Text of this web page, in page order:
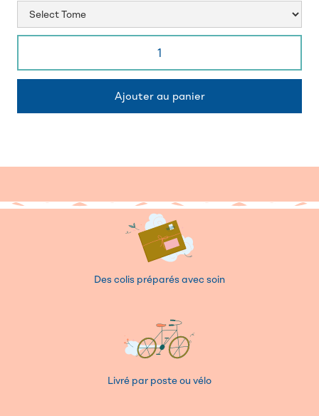
Des colis préparés avec soin
Livré par poste ou vélo